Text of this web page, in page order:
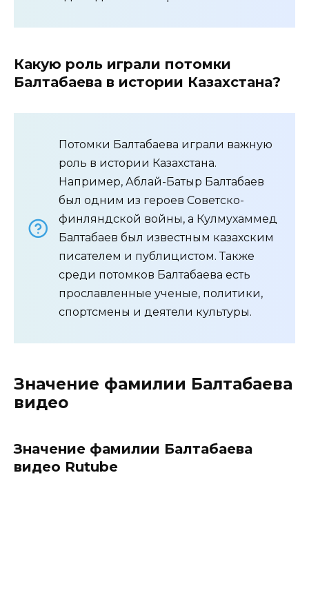
Какую роль играли потомки
Балтабаева в истории Казахстана?
Потомки Балтабаева играли важную
роль в истории Казахстана.
Например, Аблай-Батыр Балтабаев
был одним из героев Советско-
финляндской войны, а Кулмухаммед
Балтабаев был известным казахским
писателем и публицистом. Также
среди потомков Балтабаева есть
прославленные ученые, политики,
спортсмены и деятели культуры.
Значение фамилии Балтабаева
видео
Значение фамилии Балтабаева
видео Rutube